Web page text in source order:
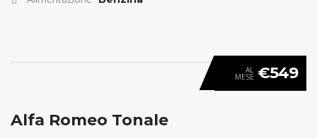
ANTICIPO 0
AL
MESE €549
Alfa Romeo Tonale